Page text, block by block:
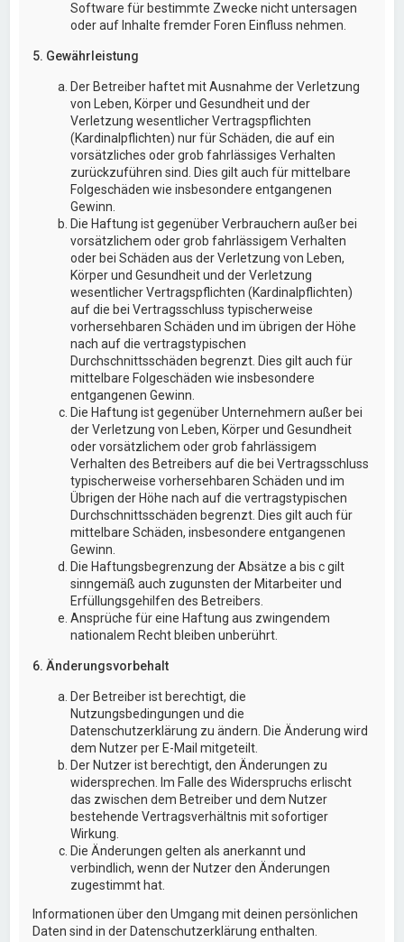
Software für bestimmte Zwecke nicht untersagen
oder auf Inhalte fremder Foren Einfluss nehmen.
5. Gewährleistung
Der Betreiber haftet mit Ausnahme der Verletzung
von Leben, Körper und Gesundheit und der
Verletzung wesentlicher Vertragspflichten
(Kardinalpflichten) nur für Schäden, die auf ein
vorsätzliches oder grob fahrlässiges Verhalten
zurückzuführen sind. Dies gilt auch für mittelbare
Folgeschäden wie insbesondere entgangenen
Gewinn.
Die Haftung ist gegenüber Verbrauchern außer bei
vorsätzlichem oder grob fahrlässigem Verhalten
oder bei Schäden aus der Verletzung von Leben,
Körper und Gesundheit und der Verletzung
wesentlicher Vertragspflichten (Kardinalpflichten)
auf die bei Vertragsschluss typischerweise
vorhersehbaren Schäden und im übrigen der Höhe
nach auf die vertragstypischen
Durchschnittsschäden begrenzt. Dies gilt auch für
mittelbare Folgeschäden wie insbesondere
entgangenen Gewinn.
Die Haftung ist gegenüber Unternehmern außer bei
der Verletzung von Leben, Körper und Gesundheit
oder vorsätzlichem oder grob fahrlässigem
Verhalten des Betreibers auf die bei Vertragsschluss
typischerweise vorhersehbaren Schäden und im
Übrigen der Höhe nach auf die vertragstypischen
Durchschnittsschäden begrenzt. Dies gilt auch für
mittelbare Schäden, insbesondere entgangenen
Gewinn.
Die Haftungsbegrenzung der Absätze a bis c gilt
sinngemäß auch zugunsten der Mitarbeiter und
Erfüllungsgehilfen des Betreibers.
Ansprüche für eine Haftung aus zwingendem
nationalem Recht bleiben unberührt.
6. Änderungsvorbehalt
Der Betreiber ist berechtigt, die
Nutzungsbedingungen und die
Datenschutzerklärung zu ändern. Die Änderung wird
dem Nutzer per E-Mail mitgeteilt.
Der Nutzer ist berechtigt, den Änderungen zu
widersprechen. Im Falle des Widerspruchs erlischt
das zwischen dem Betreiber und dem Nutzer
bestehende Vertragsverhältnis mit sofortiger
Wirkung.
Die Änderungen gelten als anerkannt und
verbindlich, wenn der Nutzer den Änderungen
zugestimmt hat.
Informationen über den Umgang mit deinen persönlichen
Daten sind in der Datenschutzerklärung enthalten.